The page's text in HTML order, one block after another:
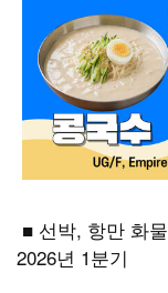
■ 선박, 항만 화
2026년 1분기